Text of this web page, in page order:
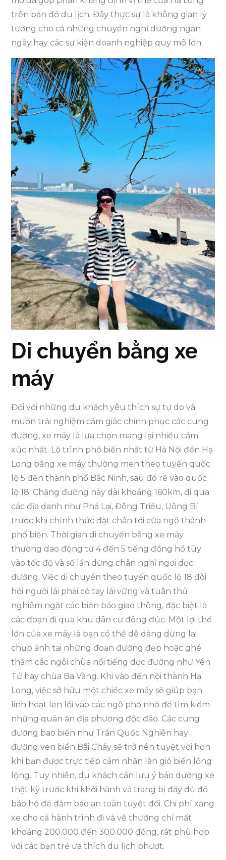
trên bản đồ du lịch. Đây thực sự là không gian lý
tưởng cho cả những chuyến nghỉ dưỡng ngắn
ngày hay các sự kiện doanh nghiệp quy mô lớn.
Di chuyển bằng xe
máy
Đối với những du khách yêu thích sự tự do và
muốn trải nghiệm cảm giác chinh phục các cung
đường, xe máy là lựa chọn mang lại nhiều cảm
xúc nhất. Lộ trình phổ biến nhất từ Hà Nội đến Hạ
Long bằng xe máy thường men theo tuyến quốc
lộ 5 đến thành phố Bắc Ninh, sau đó rẽ vào quốc
lộ 18. Chặng đường này dài khoảng 160km, đi qua
các địa danh như Phả Lại, Đông Triều, Uông Bí
trước khi chính thức đặt chân tới cửa ngõ thành
phố biển. Thời gian di chuyển bằng xe máy
thường dao động từ 4 đến 5 tiếng đồng hồ tùy
vào tốc độ và số lần dừng chân nghỉ ngơi dọc
đường. Việc di chuyển theo tuyến quốc lộ 18 đòi
hỏi người lái phải có tay lái vững và tuân thủ
nghiêm ngặt các biển báo giao thông, đặc biệt là
các đoạn đi qua khu dân cư đông đúc. Một lợi thế
lớn của xe máy là bạn có thể dễ dàng dừng lại
chụp ảnh tại những đoạn đường đẹp hoặc ghé
thăm các ngôi chùa nổi tiếng dọc đường như Yên
Tử hay chùa Ba Vàng. Khi vào đến nội thành Hạ
Long, việc sở hữu một chiếc xe máy sẽ giúp bạn
linh hoạt len lỏi vào các ngõ phố nhỏ để tìm kiếm
những quán ăn địa phương độc đáo. Các cung
đường bao biển như Trần Quốc Nghiễn hay
đường ven biển Bãi Cháy sẽ trở nên tuyệt vời hơn
khi bạn được trực tiếp cảm nhận làn gió biển lồng
lộng. Tuy nhiên, du khách cần lưu ý bảo dưỡng xe
thật kỹ trước khi khởi hành và trang bị đầy đủ đồ
bảo hộ để đảm bảo an toàn tuyệt đối. Chi phí xăng
xe cho cả hành trình đi và về thường chỉ mất
khoảng 200.000 đến 300.000 đồng, rất phù hợp
với các bạn trẻ ưa thích du lịch phượt.